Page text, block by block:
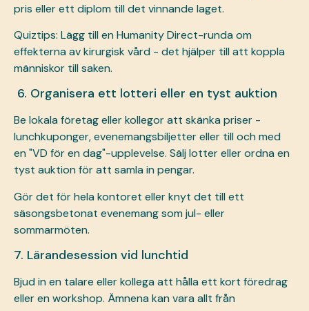
pris eller ett diplom till det vinnande laget.
Quiztips: Lägg till en Humanity Direct-runda om
effekterna av kirurgisk vård - det hjälper till att koppla
människor till saken.
6. Organisera ett lotteri eller en tyst auktion
Be lokala företag eller kollegor att skänka priser -
lunchkuponger, evenemangsbiljetter eller till och med
en "VD för en dag"-upplevelse. Sälj lotter eller ordna en
tyst auktion för att samla in pengar.
Gör det för hela kontoret eller knyt det till ett
säsongsbetonat evenemang som jul- eller
sommarmöten.
7. Lärandesession vid lunchtid
Bjud in en talare eller kollega att hålla ett kort föredrag
eller en workshop. Ämnena kan vara allt från